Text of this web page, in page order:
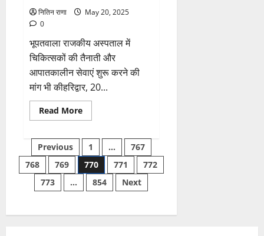
की
गई
नितिन राणा
May 20, 2025
0
भूपतवाला राजकीय अस्पताल में
चिकित्सकों की तैनाती और
आपातकालीन सेवाएं शुरू करने की
मांग भी कीहरिद्वार, 20...
Read MoreRead
more
शुभम
गिरी
ने
की
लालढांग
श्यामपुर
ब्लॉक
Posts
pagination
Previous 1 …
767
768
769 770 771
772
773
… 854 Next